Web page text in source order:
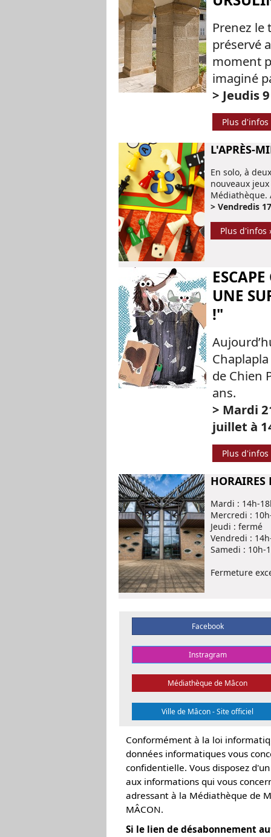
Prenez
préservé
moment
imaginé
> Jeudis
Plus d'infos
L'APRÈS-
En solo, à
nouveaux
Médiathèque.
> Vendredis
Plus d'infos
UNE
!"
de Chien
ans.
> Mardi
juillet à
Plus d'infos
HORAIRES
Mardi : 14h-
Mercredi :
Jeudi : fermé
Vendredi :
Samedi : 10h-
Fermeture
Facebook
Instragram
Médiathèque de Mâcon
Ville de Mâcon - Site officiel
Conformément à la loi
données informatiques vous
confidentielle. Vous disposez
aux informations qui vous
adressant à la Médiathèque de
MÂCON.
Si le lien de désabonnement